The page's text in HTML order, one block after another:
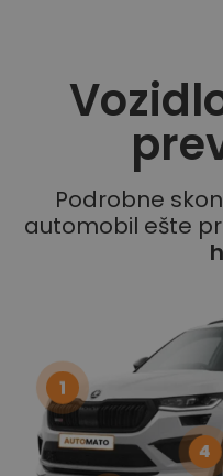
Podrobne
automobil ešte
1
4